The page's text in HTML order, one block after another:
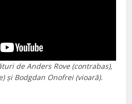
de Anders Rove (contrabas),
și Bodgdan Onofrei (vioară).